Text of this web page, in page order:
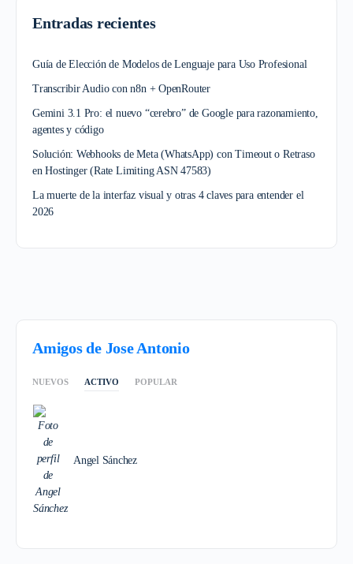
Entradas recientes
Guía de Elección de Modelos de Lenguaje para Uso Profesional
Transcribir Audio con n8n + OpenRouter
Gemini 3.1 Pro: el nuevo “cerebro” de Google para razonamiento,
agentes y código
Solución: Webhooks de Meta (WhatsApp) con Timeout o Retraso
en Hostinger (Rate Limiting ASN 47583)
La muerte de la interfaz visual y otras 4 claves para entender el
2026
Amigos de Jose Antonio
NUEVOS ACTIVO POPULAR
Angel Sánchez